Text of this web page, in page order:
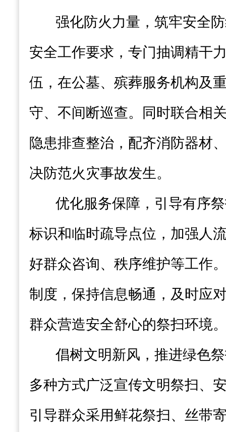
强化防火力量，筑牢安全
安全工作要求，专门抽调精干
伍，在公墓、殡葬服务机构及
守、不间断巡查。同时联合相
隐患排查整治，配齐消防器材
决防范火灾事故发生。
优化服务保障，引导有序
标识和临时疏导点位，加强人
好群众咨询、秩序维护等工作
制度，保持信息畅通，及时应
群众营造安全舒心的祭扫环境
倡树文明新风，推进绿色
多种方式广泛宣传文明祭扫、
引导群众采用鲜花祭扫、丝带